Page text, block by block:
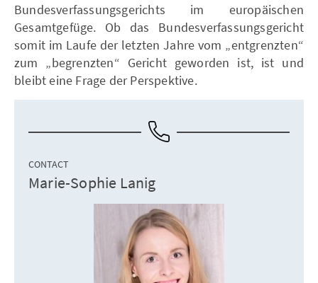
Bundesverfassungsgerichts im europäischen
Gesamtgefüge. Ob das Bundesverfassungsgericht
somit im Laufe der letzten Jahre vom „entgrenzten“
zum „begrenzten“ Gericht geworden ist, ist und
bleibt eine Frage der Perspektive.
CONTACT
Marie-Sophie Lanig